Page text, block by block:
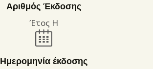
Αριθμός Έκδοσης
Έτος Η
Ημερομηνία έκδοσης